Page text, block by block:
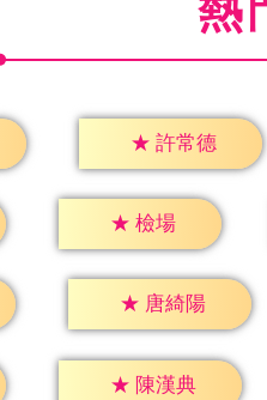
熱
★ 許常德
★ 檢場
★ 唐綺陽
★ 陳漢典